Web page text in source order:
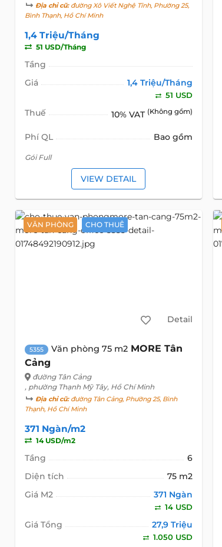
Địa chỉ cũ:đường Xô Viết Nghệ Tĩnh, Phường 25,
Bình Thạnh, Hồ Chí Minh
1,4 Triệu/Tháng
51 USD/Tháng
Tầng
Giá
1,4 Triệu/Tháng
51 USD
Thuế 10% VAT (Không gồm)
Phí QL Bao gồm
Gói Full
VIEW DETAIL
VĂN PHÒNG CHO THUÊ
Detail
5355 Văn phòng 75 m2 MORE Tân
Cảng
đường Tân Cảng
, phường Thạnh Mỹ Tây, Hồ Chí Minh
Địa chỉ cũ:đường Tân Cảng, Phường 25, Bình
Thạnh, Hồ Chí Minh
371 Ngàn/m2
14 USD/m2
Tầng
6
Diện tích
75 m2
Giá M2
371 Ngàn
14 USD
Giá Tổng 27,9 Triệu
1.050 USD